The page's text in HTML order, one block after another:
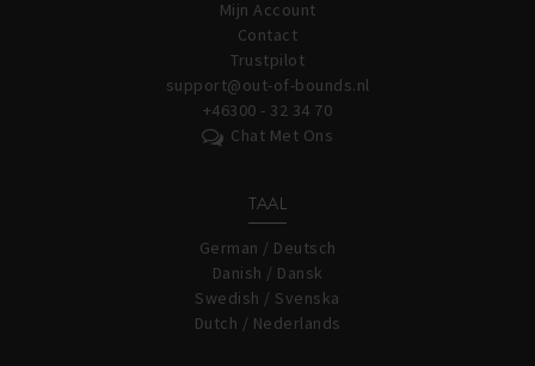
Mijn Account
Contact
Trustpilot
support@out-of-bounds.nl
+46300 - 32 34 70
Chat Met Ons
TAAL
German / Deutsch
Danish / Dansk
Swedish / Svenska
Dutch / Nederlands